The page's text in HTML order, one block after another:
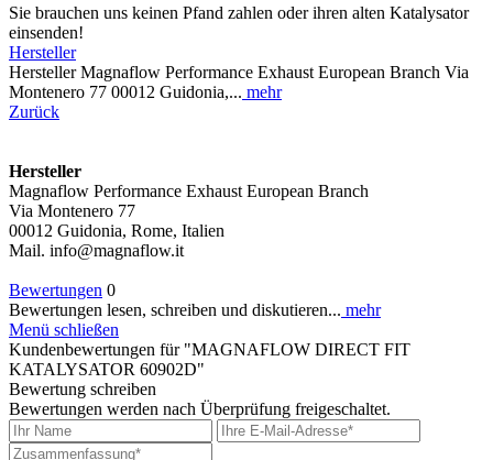
Sie brauchen uns keinen Pfand zahlen oder ihren alten Katalysator
einsenden!
Hersteller
Hersteller Magnaflow Performance Exhaust European Branch Via
Montenero 77 00012 Guidonia,... mehr
Zurück
Hersteller
Magnaflow Performance Exhaust European Branch
Via Montenero 77
00012 Guidonia, Rome, Italien
Mail. info@magnaflow.it
Bewertungen 0
Bewertungen lesen, schreiben und diskutieren... mehr
Menü schließen
Kundenbewertungen für "MAGNAFLOW DIRECT FIT
KATALYSATOR 60902D"
Bewertung schreiben
Bewertungen werden nach Überprüfung freigeschaltet.